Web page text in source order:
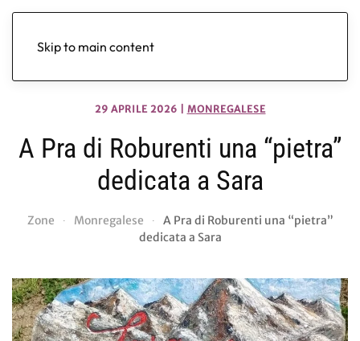
Skip to main content
29 APRILE 2026 MONREGALESE
A Pra di Roburenti una “pietra”
dedicata a Sara
Zone Monregalese
A Pra di Roburenti una “pietra”
dedicata a Sara